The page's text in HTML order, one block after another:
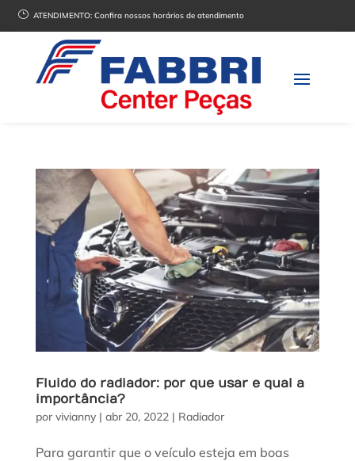
} ATENDIMENTO:Confira nossos horários de atendimento
Fluido do radiador: por que usar e qual a
importância?
por vivianny| abr 20, 2022| Radiador
Para garantir que o veículo esteja em boas